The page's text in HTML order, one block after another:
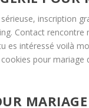
inscription
Contact
es intéressé voilà
pour